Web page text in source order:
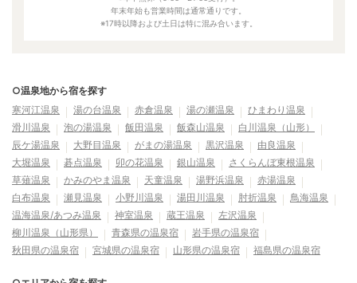
年末年始も営業時間は通常通りです。
※17時以降および土日は特に混み合います。
○温泉地から宿を探す
寒河江温泉
湯の台温泉 赤倉温泉 湯の瀬温泉
ひまわり温泉
滑川温泉
泡の湯温泉 飯田温泉 飯森山温泉
白川温泉（山形）
辰ケ湯温泉
大野目温泉 がまの湯温泉 黒沢温泉
由良温泉
大堀温泉
碁点温泉 卯の花温泉 銀山温泉
さくらんぼ東根温泉
草薙温泉
かみのやま温泉 天童温泉 湯野浜温泉
赤湯温泉
白布温泉
瀬見温泉 小野川温泉 湯田川温泉 肘折温泉
鳥海温泉
温海温泉/あつみ温泉
神室温泉 蔵王温泉
左沢温泉
柳川温泉（山形県）
青森県の温泉宿
岩手県の温泉宿
秋田県の温泉宿
宮城県の温泉宿 山形県の温泉宿 福島県の温泉宿